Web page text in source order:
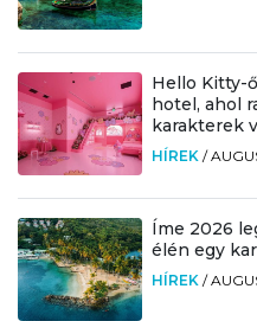
Hello Kitty-
hotel, ahol
karakterek
HÍREK /
Íme 2026
élén egy
HÍREK /